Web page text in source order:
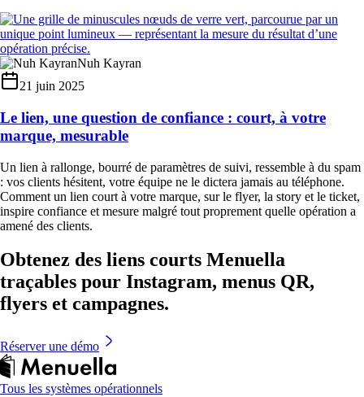
Nuh Kayran
21 juin 2025
Le lien, une question de confiance : court, à votre
marque, mesurable
Un lien à rallonge, bourré de paramètres de suivi, ressemble à du spam
: vos clients hésitent, votre équipe ne le dictera jamais au téléphone.
Comment un lien court à votre marque, sur le flyer, la story et le ticket,
inspire confiance et mesure malgré tout proprement quelle opération a
amené des clients.
Obtenez des liens courts Menuella
traçables pour Instagram, menus QR,
flyers et campagnes.
Réserver une démo
Tous les systèmes opérationnels